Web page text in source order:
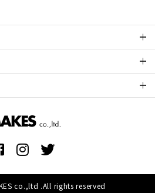
co.,ltd .All rights reserved